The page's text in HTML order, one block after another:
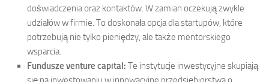
doświadczenia oraz kontaktów. W zamian oczekują zwykle
udziałów w firmie. To doskonała opcja dla startupów, które
potrzebują nie tylko pieniędzy, ale także mentorskiego
wsparcia.
Fundusze venture capital: Te instytucje inwestycyjne skupiają